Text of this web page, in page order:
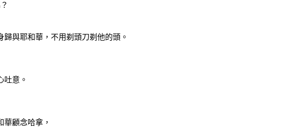
與耶和華，不用剃頭刀剃他的頭。
吐意。
顧念哈拿，